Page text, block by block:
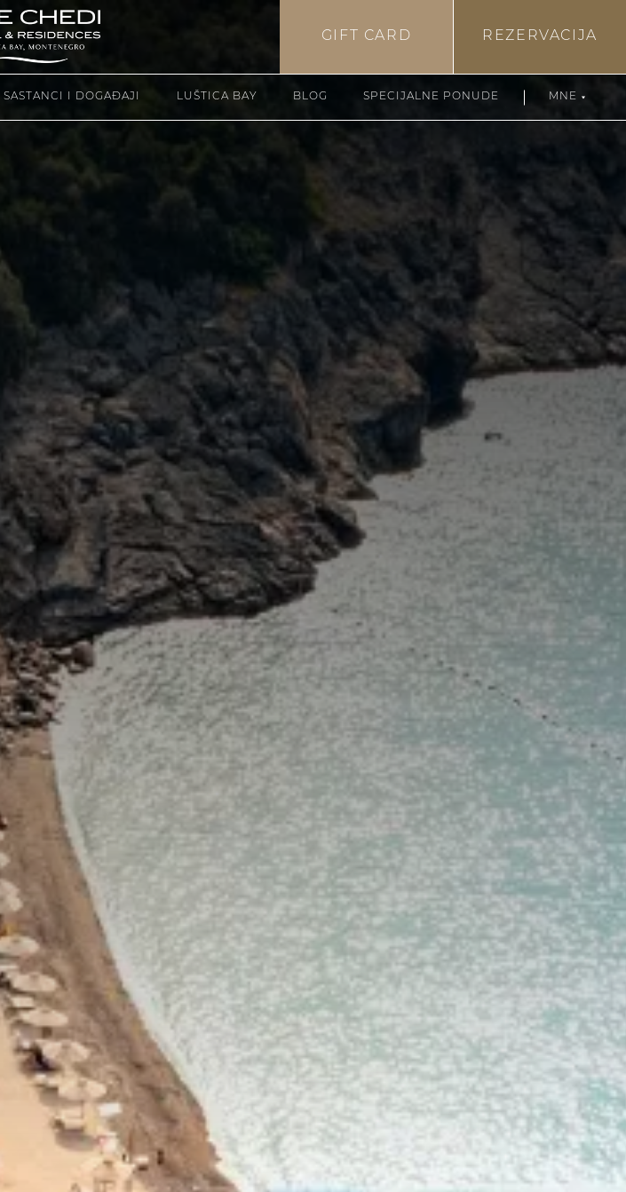
GIFT CARD REZERVACIJA
SASTANCI I DOGAĐAJI LUŠTICA BAY BLOG SPECIJALNE PONUDE MNE